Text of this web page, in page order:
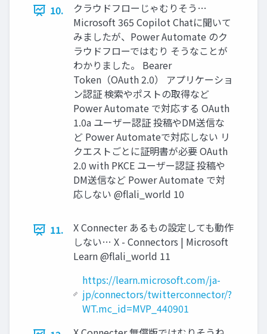
10.
クラウドフローじゃむりそう…
Microsoft 365 Copilot Chatに聞いて
みましたが、Power Automate のク
ラウドフローではむり そうなことが
わかりました。 Bearer
Token（OAuth 2.0） アプリケーショ
ン認証 検索やポストの取得など
Power Automate で対応する OAuth
1.0a ユーザー認証 投稿やDM送信な
ど Power Automateで対応しない リ
クエストごとに証明書が必要 OAuth
2.0 with PKCE ユーザー認証 投稿や
DM送信など Power Automate で対
応しない @flali_world 10
11.
X Connecter あるもの設定しても動作
しない… X - Connectors | Microsoft
Learn @flali_world 11
https://learn.microsoft.com/ja-
jp/connectors/twitterconnector/?
WT.mc_id=MVP_440901